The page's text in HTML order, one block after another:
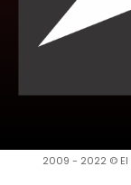
2009 - 2022 © El